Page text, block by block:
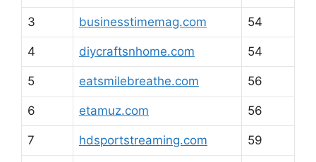
3 businesstimemag.com 54
4 diycraftsnhome.com 54
5 eatsmilebreathe.com 56
6 etamuz.com 56
7 hdsportstreaming.com 59